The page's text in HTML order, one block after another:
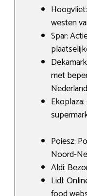
westen
Spar:
met
Poiesz:
Noord-
Aldi:
Lidl: